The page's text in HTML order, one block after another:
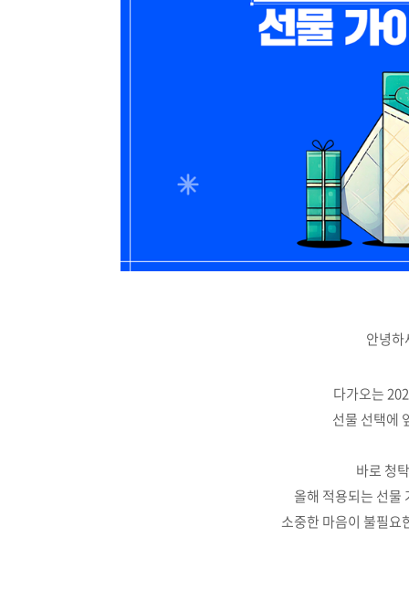
안녕
다가오는
선물 선택에
바로 청
올해 적용되는 선물
소중한 마음이 불필요